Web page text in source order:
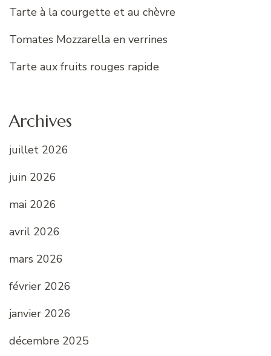
Tarte à la courgette et au chèvre
Tomates Mozzarella en verrines
Tarte aux fruits rouges rapide
Archives
juillet 2026
juin 2026
mai 2026
avril 2026
mars 2026
février 2026
janvier 2026
décembre 2025